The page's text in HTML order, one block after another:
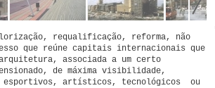
requalificação, reforma, não
que reúne capitais internacionais que
associada a um certo
de máxima visibilidade,
esportivos, artísticos, tecnológicos ou